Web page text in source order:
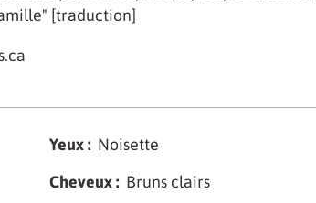
[traduction]
Yeux : Noisette
Cheveux : Bruns clairs